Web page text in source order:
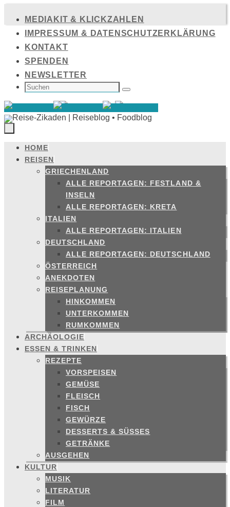
Inhalt
springen
MEDIAKIT & KLICKZAHLEN
IMPRESSUM & DATENSCHUTZERKLÄRUNG
KONTAKT
SPENDEN
NEWSLETTER
SUCHEN
NACH: Suchen
Zum
Inhalt
springen
HOME
REISEN
GRIECHENLAND
ALLE REPORTAGEN: FESTLAND &
INSELN
ALLE REPORTAGEN: KRETA
ITALIEN
ALLE REPORTAGEN: ITALIEN
DEUTSCHLAND
ALLE REPORTAGEN: DEUTSCHLAND
ÖSTERREICH
ANEKDOTEN
REISEPLANUNG
HINKOMMEN
UNTERKOMMEN
RUMKOMMEN
ARCHÄOLOGIE
ESSEN & TRINKEN
REZEPTE
VORSPEISEN
GEMÜSE
FLEISCH
FISCH
GEWÜRZE
DESSERTS & SÜSSES
GETRÄNKE
AUSGEHEN
KULTUR
MUSIK
LITERATUR
FILM